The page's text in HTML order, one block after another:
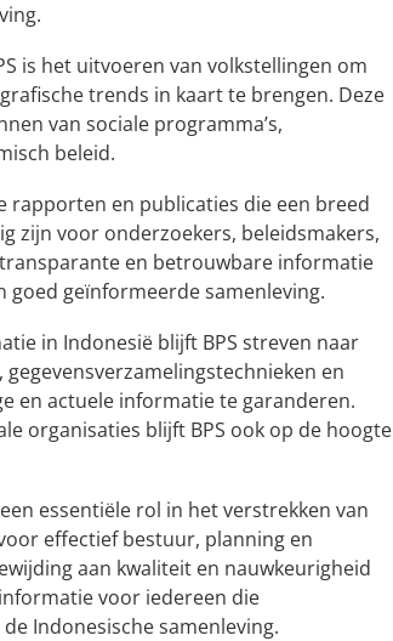
is het uitvoeren van volkstellingen om
trends in kaart te brengen. Deze
van sociale programma’s,
beleid.
rapporten en publicaties die een breed
zijn voor onderzoekers, beleidsmakers,
en betrouwbare informatie
goed geïnformeerde samenleving.
in Indonesië blijft BPS streven naar
en
en actuele informatie te garanderen.
organisaties blijft BPS ook op de hoogte
essentiële rol in het verstrekken van
effectief bestuur, planning en
aan kwaliteit en nauwkeurigheid
voor iedereen die
Indonesische samenleving.